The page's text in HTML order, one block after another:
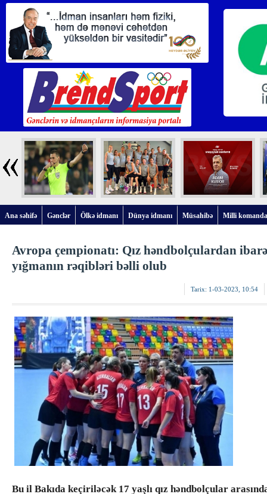
Ana səhifə Gənclər Ölkə idmanı Dünya idmanı Müsahibə Milli
Avropa çempionatı: Qız həndbolçulardan
yığmanın rəqibləri bəlli olub
Tarix: 1-03-2023, 10:54
Bu il Bakıda keçiriləcək 17 yaşlı qız həndbolçular